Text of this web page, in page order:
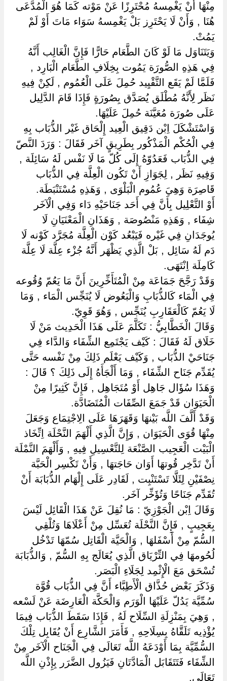
مِنْهَا أَنْ يَغْمِسهُ مُحْتَرِزًا عَنْ مَوْته كَمَا هُوَ الْمُدَّعَى
هُنَا , وَأَنْ لَا يَحْتَرِز بَلْ يَغْمِسهُ سَوَاء مَاتَ أَوْ لَمْ
يَمُتْ.
وَيَتَنَاوَل مَا لَوْ كَانَ الطَّعَام حَارًّا فَإِنَّ الْغَالِب أَنَّهُ
فِي هَذِهِ الصُّورَة يَمُوت بِخِلَافِ الطَّعَام الْبَارِد ,
فَلَمَّا لَمْ يَقَع التَّقْيِيد حُمِلَ عَلَى الْعُمُوم , لَكِنْ فِيهِ
نَظَر لِأَنَّهُ مُطْلَق يُصَدَّق بِصُورَةٍ فَإِذَا قَامَ الدَّلِيل
عَلَى صُورَة مُعَيَّنَة حُمِلَ عَلَيْهَا.
وَاسْتَشْكَلَ اِبْن دَقِيق الْعِيد إِلْحَاق غَيْر الذُّبَاب بِهِ
فِي الْحُكْم الْمَذْكُور بِطَرِيقٍ آخَر فَقَالَ : وَرَدَ النَّصّ
فِي الذُّبَاب فَعَدُوّهُ إِلَى كُلّ مَا لَا نَفْس لَهُ سَائِلَة ,
وَفِيهِ نَظَر , لِجَوَازِ أَنْ تَكُون الْعِلَّة فِي الذُّبَاب
قَاصِرَة وَهِيَ عُمُوم الْبَلْوَى , وَهَذِهِ مُسْتَنْبَطَة.
أَوْ التَّعْلِيل بِأَنَّ فِي أَحَد جَنَاحَيْهِ دَاء وَفِي الْآخَر
شِفَاء , وَهَذِهِ مَنْصُوصَة , وَهَذَانِ الْمَعْنَيَانِ لَا
يُوجَدَانِ فِي غَيْره فَيَبْعُد كَوْن الْعِلَّة مُجَرَّد كَوْنه لَا
دَم لَهُ سَائِل , بَلْ الَّذِي يَظْهَر أَنَّهُ جُزْء عِلَّة لَا عِلَّة
كَامِلَة اِنْتَهَى.
وَقَدْ رَجَّحَ جَمَاعَة مِنْ الْمُتَأَخِّرِينَ أَنَّ مَا يَعُمّ وُقُوعه
فِي الْمَاء كَالذُّبَابِ وَالْبَعُوض لَا يُنَجِّس الْمَاء , وَمَا
لَا يَعُمّ كَالْعَقَارِبِ يُنَجِّس , وَهُوَ قَوِيّ.
وَقَالَ الْخَطَّابِيُّ : تَكَلَّمَ عَلَى هَذَا الْحَدِيث مَنْ لَا
خَلَاق لَهُ فَقَالَ : كَيْف يَجْتَمِع الشِّفَاء وَالدَّاء فِي
جَنَاحَيْ الذُّبَاب , وَكَيْف يَعْلَم ذَلِكَ مِنْ نَفْسه حَتَّى
يُقَدِّم جَنَاح الشِّفَاء , وَمَا أَلْجَأَهُ إِلَى ذَلِكَ ؟ قَالَ :
وَهَذَا سُؤَال جَاهِل أَوْ مُتَجَاهِل , فَإِنَّ كَثِيرًا مِنْ
الْحَيَوَان قَدْ جَمَعَ الصِّفَات الْمُتَضَادَّة.
وَقَدْ أَلَّفَ اللَّه بَيْنهَا وَقَهَرَهَا عَلَى الِاجْتِمَاع وَجَعَلَ
مِنْهَا قُوَى الْحَيَوَان , وَإِنَّ الَّذِي أَلْهَمَ النَّحْلَة اِتِّخَاذ
الْبَيْت الْعَجِيب الصَّنْعَة لِلتَّعْسِيلِ فِيهِ , وَأَلْهَمَ النَّمْلَة
أَنْ تَدَّخِر قُوتهَا أَوَان حَاجَتهَا , وَأَنْ تَكْسِر الْحَبَّة
نِصْفَيْنِ لِئَلَّا تَسْتَنْبِت , لَقَادِر عَلَى إِلْهَام الذُّبَابَة أَنْ
تُقَدِّم جَنَاحًا وَتُؤَخِّر آخَر.
وَقَالَ اِبْن الْجَوْزِيّ : مَا نُقِلَ عَنْ هَذَا الْقَائِل لَيْسَ
بِعَجِيبٍ , فَإِنَّ النَّحْلَة تُعَسِّل مِنْ أَعْلَاهَا وَتُلْقِي
السُّمّ مِنْ أَسْفَلهَا , وَالْحَيَّة الْقَاتِل سُمّهَا تَدْخُل
لُحُومهَا فِي التِّرْيَاق الَّذِي يُعَالَج بِهِ السُّمّ , وَالذُّبَابَة
تُسْحَق مَعَ الْإِثْمِد لِجَلَاءِ الْبَصَر.
وَذَكَرَ بَعْض حُذَّاق الْأَطِبَّاء أَنَّ فِي الذُّبَاب قُوَّة
سُمِّيَّة يَدُلّ عَلَيْهَا الْوَرَم وَالْحَكَّة الْعَارِضَة عَنْ لَسْعه
, وَهِيَ بِمَنْزِلَةِ السِّلَاح لَهُ , فَإِذَا سَقَطَ الذُّبَاب فِيمَا
يُؤْذِيه تَلَقَّاهُ بِسِلَاحِهِ , فَأَمَرَ الشَّارِع أَنْ يُقَابِل تِلْكَ
السُّمِّيَّة بِمَا أَوْدَعَهُ اللَّه تَعَالَى فِي الْجَنَاح الْآخَر مِنْ
الشِّفَاء فَتَتَقَابَل الْمَادَّتَانِ فَيَزُول الضَّرَر بِإِذْنِ اللَّه
تَعَالَى.